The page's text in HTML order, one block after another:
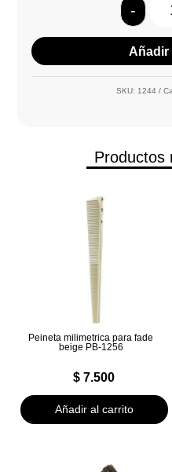
-
Añadir
SKU: 1244
Productos
Peineta milimetrica para fade
beige PB-1256
$ 7.500
Añadir al carrito